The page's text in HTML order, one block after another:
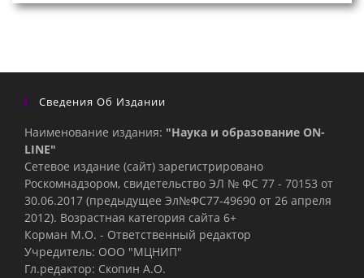
Сведения Об Издании
Наименование издания: "Наука и образование ON-
LINE"
Сетевое издание (сайт) зарегистрировано
Роскомнадзором, свидетельство ЭЛ № ФС 77 - 70153 от
30.06.2017 (предыдущее Эл№ФC77-49690 от 26 апреля
2012). Возрастная категория сайта 6+
Корман М.О. - Ответственный редактор
Учредитель: ООО "МЦНИП"
Гл.редактор: Скопин А.О.